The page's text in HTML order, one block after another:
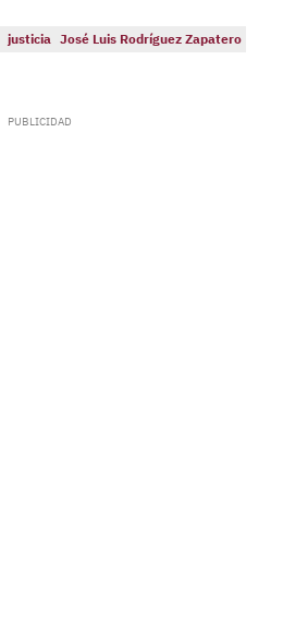
justicia José Luis Rodríguez Zapatero